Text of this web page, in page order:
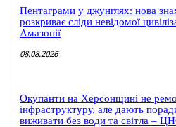
Пентаграми у джунглях: нова
розкриває сліди невідомої
Амазонії
08.08.2026
Окупанти на Херсонщині не
інфраструктуру, але дають
виживати без води та світла –